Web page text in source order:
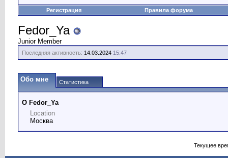
Регистрация Правила форума
Fedor_Ya
Junior Member
Последняя активность: 14.03.2024 15:47
Обо мне Статистика
О Fedor_Ya
Location
Москва
Текущее